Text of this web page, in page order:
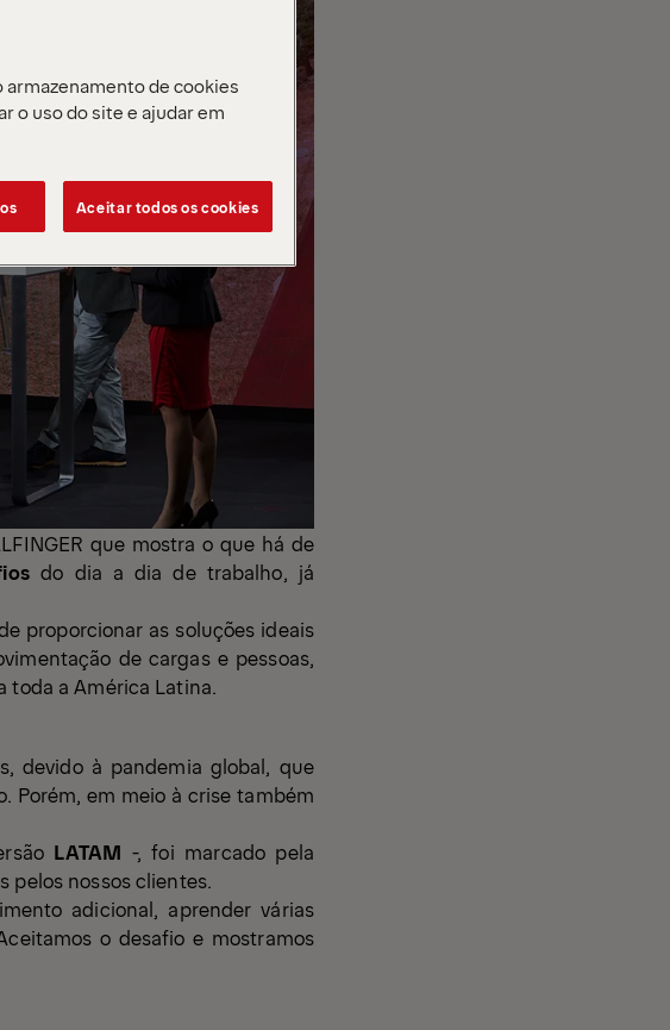
que mostra o que há de
do dia a dia de trabalho, já
proporcionar as soluções ideais
de cargas e pessoas,
toda a América Latina.
devido à pandemia global, que
Porém, em meio à crise também
LATAM -, foi marcado pela
pelos nossos clientes.
adicional, aprender várias
o desafio e mostramos
armazenamento de cookies
o uso do site e ajudar em
Aceitar todos os cookies